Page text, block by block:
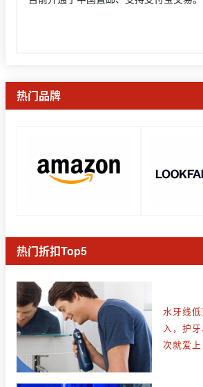
热门品牌
热门折扣Top5
水牙线
入，护
次就爱上